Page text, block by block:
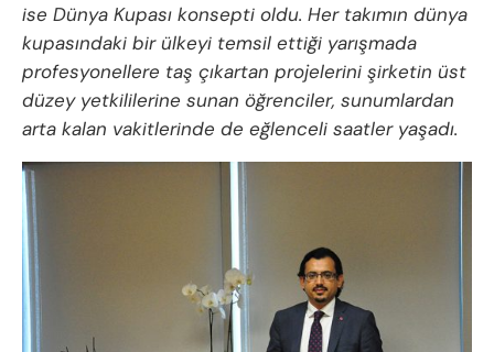
ise Dünya Kupası konsepti oldu. Her takımın dünya
kupasındaki bir ülkeyi temsil ettiği yarışmada
profesyonellere taş çıkartan projelerini şirketin üst
düzey yetkililerine sunan öğrenciler, sunumlardan
arta kalan vakitlerinde de eğlenceli saatler yaşadı.